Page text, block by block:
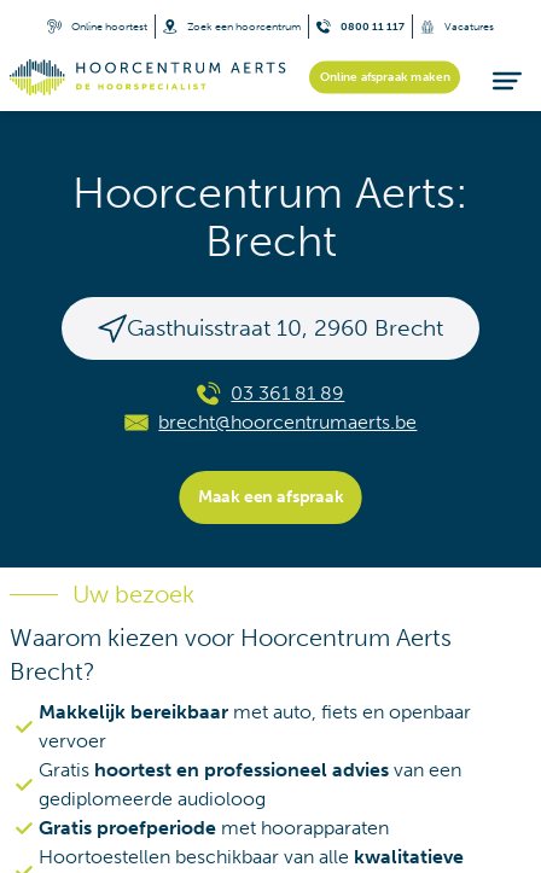
Online hoortest Zoek een hoorcentrum 0800 11 117 Vacatures
Online afspraak maken
Hoorcentrum Aerts:
Brecht
Gasthuisstraat 10, 2960 Brecht
03 361 81 89
brecht@hoorcentrumaerts.be
Maak een afspraak
Uw bezoek
Waarom kiezen voor Hoorcentrum Aerts
Brecht?
Makkelijk bereikbaar met auto, fiets en openbaar
vervoer
Gratis hoortest en professioneel advies van een
gediplomeerde audioloog
Gratis proefperiode met hoorapparaten
Hoortoestellen beschikbaar van alle kwalitatieve